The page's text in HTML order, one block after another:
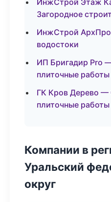
ИнжСтрой Этаж
Загородное
ИнжСтрой
водостоки
ИП Бригадир Pro
плиточные работы
ГК Кров Дерево —
плиточные работы
Компании в
Уральский
округ